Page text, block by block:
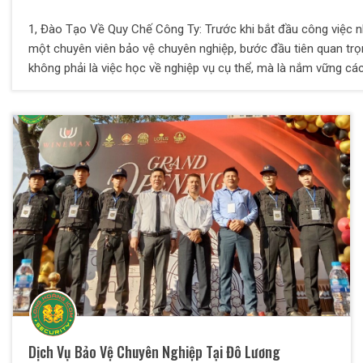
1, Đào Tạo Về Quy Chế Công Ty: Trước khi bắt đầu công việc
một chuyên viên bảo vệ chuyên nghiệp, bước đầu tiên quan
không phải là việc học về nghiệp vụ cụ thể, mà là nắm vững
quyền lợi cá nhân, đồng thời cần phải làm chủ thông tin về các
định và quy chế để xác định rõ mục tiêu và hướng đi cụ thể
sự phấn đấu của mình. 2, Đào Tạo Về Văn Hóa Ứng Xử Và
Tiếp Của Nhân Viên: Huấn luyện về văn hóa ứng xử và giao
một phần không thể thiếu để đào tạo Nhân Viên Bảo Vệ. Khả
chào đón khách một cách lịch sự, sự hiểu biết về việc tôn
mọi người và không phân biệt địa vị xã hội, khả năng giữ lời hứa
đóng vai trò quan trọng trong việc hình thành kỹ năng cho
làm bảo vệ. Các kỹ năng nhỏ như việc biết trả lời câu hỏi "Vì
khách hàng là Thượng đế?" và sự am hiểu về nghệ thuật sử
từ ngữ "cảm ơn", cũng như khả năng giải quyết xung đột và
thuẫn là những yếu tố quan trọng. Điều này giúp Nhân Viên
trở nên chuyên nghiệp và xây dựng uy tín trong môi trường làm
Dịch Vụ Bảo Vệ Chuyên Nghiệp Tại Đô Lương